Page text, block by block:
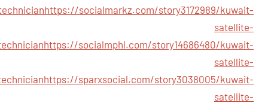
https://socialmarkz.com/story3172989/kuwait-
satellite-
https://socialmphl.com/story14686480/kuwait-
satellite-
https://sparxsocial.com/story3038005/kuwait-
satellite-